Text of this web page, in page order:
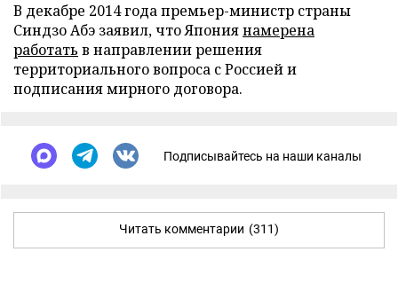
В декабре 2014 года премьер-министр страны
Синдзо Абэ заявил, что Япониянамерена
работать в направлении решения
территориального вопроса с Россией и
подписания мирного договора.
Подписывайтесь на наши каналы
Читать комментарии (311)